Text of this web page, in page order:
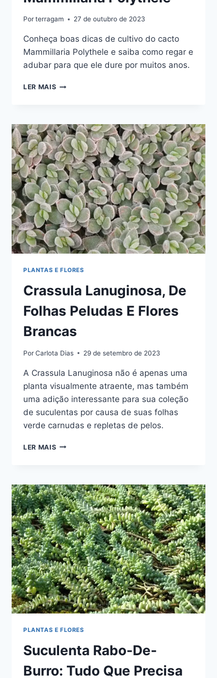
Porterragam 27 de outubro de 2023
Conheça boas dicas de cultivo do cacto
Mammillaria Polythele e saiba como regar e
adubar para que ele dure por muitos anos.
LER MAIS COMO
MAMMILLARIA
POLYTHELE
PLANTAS E FLORES
Crassula Lanuginosa, De
Folhas Peludas E Flores
Brancas
PorCarlota Dias 29 de setembro de 2023
A Crassula Lanuginosa não é apenas uma
planta visualmente atraente, mas também
uma adição interessante para sua coleção
de suculentas por causa de suas folhas
verde carnudas e repletas de pelos.
LER MAIS CRASSULA
PELUDAS
E
FLORES
BRANCAS
PLANTAS E FLORES
Suculenta Rabo-De-
Burro: Tudo Que Precisa